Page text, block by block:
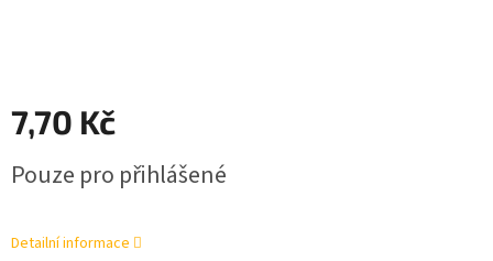
7,70 Kč
cena:
Pouze pro přihlášené
Detailní informace